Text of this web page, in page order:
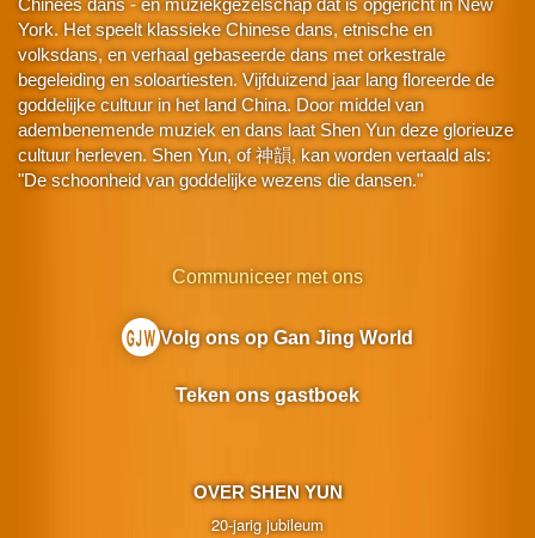
Chinees dans - en muziekgezelschap dat is opgericht in New
York. Het speelt klassieke Chinese dans, etnische en
volksdans, en verhaal gebaseerde dans met orkestrale
begeleiding en soloartiesten. Vijfduizend jaar lang floreerde de
goddelijke cultuur in het land China. Door middel van
adembenemende muziek en dans laat Shen Yun deze glorieuze
cultuur herleven. Shen Yun, of 神韻, kan worden vertaald als:
"De schoonheid van goddelijke wezens die dansen."
OVER SHEN YUN
20-jarig jubileum
Communiceer met ons
Volg ons op Gan Jing World
Teken ons gastboek